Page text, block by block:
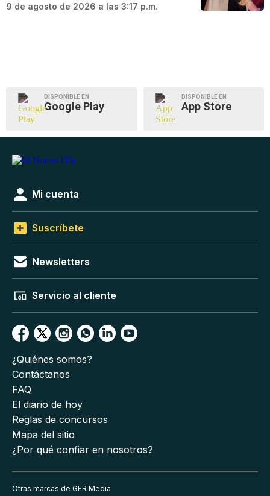
9 de agosto de 2026 a las 3:17 p.m.
DISPONIBLE EN
Google Play
DISPONIBLE EN
App Store
Mi cuenta
Suscríbete
Newsletters
Servicio al cliente
¿Quiénes somos?
Contáctanos
FAQ
El diario de hoy
Reglas de concursos
Mapa del sitio
¿Por qué confiar en nosotros?
Otras marcas de GFR Media